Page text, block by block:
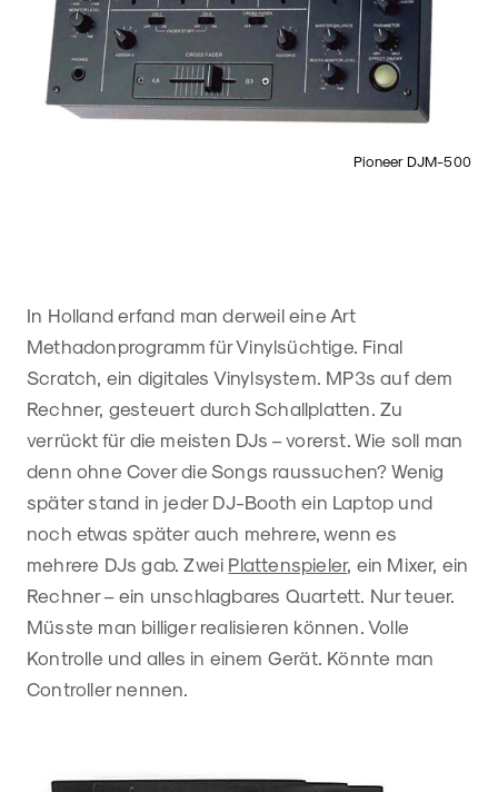
Pioneer DJM-500
In Holland erfand man derweil eine Art
Methadonprogramm für Vinylsüchtige. Final
Scratch, ein digitales Vinylsystem. MP3s auf dem
Rechner, gesteuert durch Schallplatten. Zu
verrückt für die meisten DJs – vorerst. Wie soll man
denn ohne Cover die Songs raussuchen? Wenig
später stand in jeder DJ-Booth ein Laptop und
noch etwas später auch mehrere, wenn es
mehrere DJs gab. Zwei Plattenspieler, ein Mixer, ein
Rechner – ein unschlagbares Quartett. Nur teuer.
Müsste man billiger realisieren können. Volle
Kontrolle und alles in einem Gerät. Könnte man
Controller nennen.